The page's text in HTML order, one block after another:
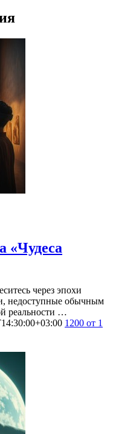
«Чудеса
через эпохи
недоступные обычным
реальности …
1200 от 1